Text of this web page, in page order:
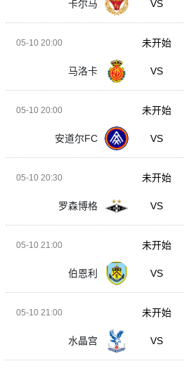
卡尔马 VS
05-10 20:00
马洛卡 VS
未开始
05-10 20:00
安道尔FC VS
未开始
05-10 20:30
罗森博格 VS
未开始
05-10 21:00
伯恩利 VS
未开始
05-10 21:00
水晶宫 VS
未开始